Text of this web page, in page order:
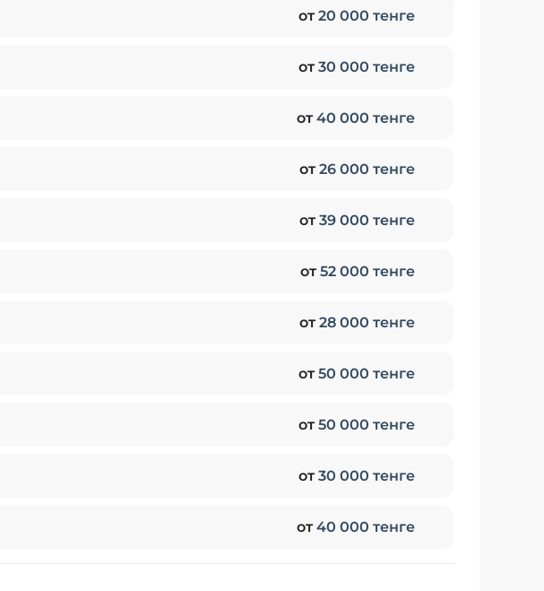
от20 000 тенге
от30 000 тенге
от40 000 тенге
от26 000 тенге
от39 000 тенге
от52 000 тенге
от28 000 тенге
от50 000 тенге
от50 000 тенге
от30 000 тенге
от40 000 тенге